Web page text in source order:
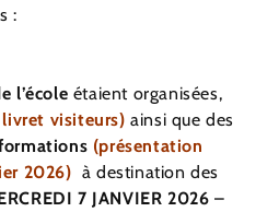
:
l’école étaient organisées,
visiteurs)ainsi que des
(présentation
2026) à destination des
7 JANVIER 2026 –